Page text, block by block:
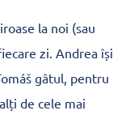
la noi (sau
zi. Andrea își
gâtul, pentru
de cele mai